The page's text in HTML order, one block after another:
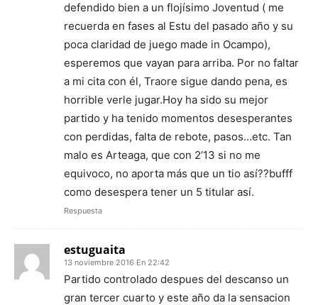
defendido bien a un flojísimo Joventud ( me
recuerda en fases al Estu del pasado año y su
poca claridad de juego made in Ocampo),
esperemos que vayan para arriba. Por no faltar
a mi cita con él, Traore sigue dando pena, es
horrible verle jugar.Hoy ha sido su mejor
partido y ha tenido momentos desesperantes
con perdidas, falta de rebote, pasos…etc. Tan
malo es Arteaga, que con 2’13 si no me
equivoco, no aporta más que un tio así??bufff
como desespera tener un 5 titular así.
Respuesta
estuguaita
13 noviembre 2016 En 22:42
Partido controlado despues del descanso un
gran tercer cuarto y este año da la sensacion